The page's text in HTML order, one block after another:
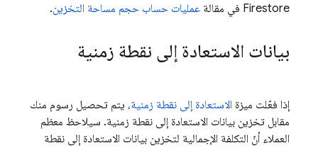
Firestore في مقالة عمليات حساب حجم مساحة التخزين.
بيانات الاستعادة إلى نقطة زمنية
إذا فعّلت ميزة الاستعادة إلى نقطة زمنية، يتم تحصيل رسوم منك
مقابل تخزين بيانات الاستعادة إلى نقطة زمنية. سيلاحظ معظم
العملاء أنّ التكلفة الإجمالية لتخزين بيانات الاستعادة إلى نقطة